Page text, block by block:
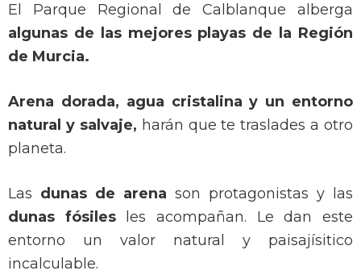
El Parque Regional de Calblanque alberga
algunas de las mejores playas de la Región
de Murcia.
Arena dorada, agua cristalina y un entorno
natural y salvaje, harán que te traslades a otro
planeta.
Las dunas de arena son protagonistas y las
dunas fósilesles acompañan. Le dan este
entorno un valor natural y paisajísitico
incalculable.